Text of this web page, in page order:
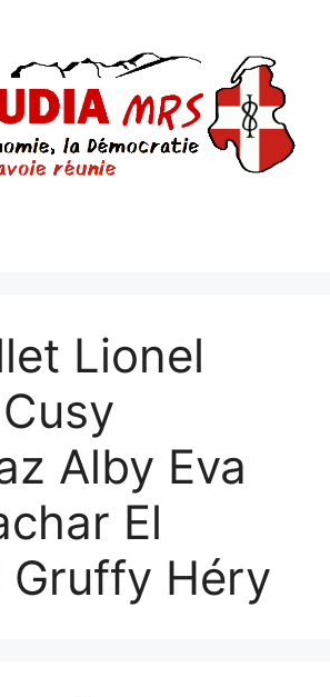
Lionel
Alby Eva
El
Gruffy Héry